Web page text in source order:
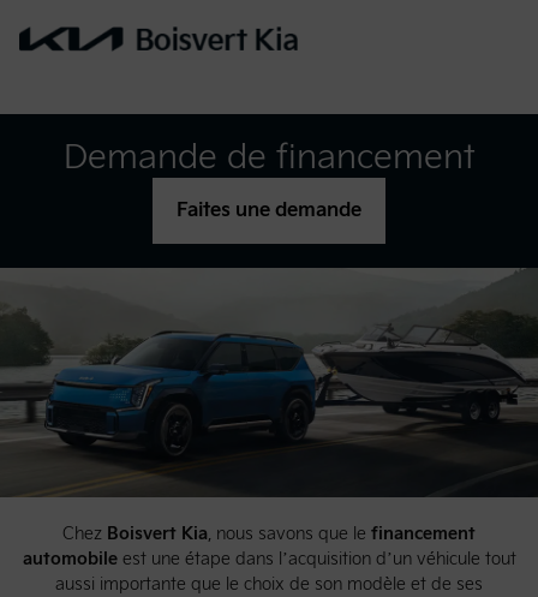
Demande de financement
Faites une demande
Chez Boisvert Kia, nous savons que le financement
automobileest une étape dans l’acquisition d’un véhicule tout
aussi importante que le choix de son modèle et de ses